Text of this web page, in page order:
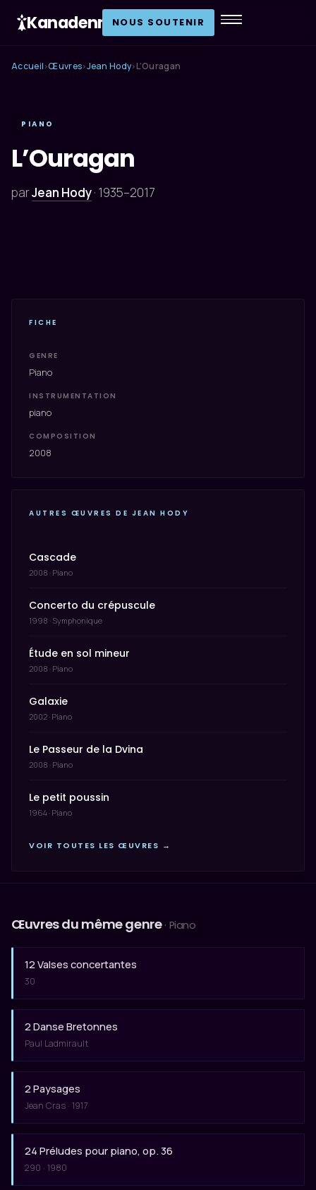
Kanadenn NOUS SOUTENIR
Accueil ›Œuvres›Jean Hody›L’Ouragan
PIANO
L’Ouragan
parJean Hody· 1935–2017
FICHE
GENRE
Piano
INSTRUMENTATION
piano
COMPOSITION
2008
AUTRES ŒUVRES DE JEAN HODY
Cascade
2008 · Piano
Concerto du crépuscule
1998 · Symphonique
Étude en sol mineur
2008 · Piano
Galaxie
2002 · Piano
Le Passeur de la Dvina
2008 · Piano
Le petit poussin
1964 · Piano
VOIR TOUTES LES ŒUVRES →
Œuvres du même genre · Piano
12 Valses concertantes
30
2 Danse Bretonnes
Paul Ladmirault
2 Paysages
Jean Cras · 1917
24 Préludes pour piano, op. 36
290 · 1980